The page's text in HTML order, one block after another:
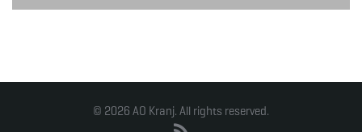
© 2026 AO Kranj. All rights reserved.